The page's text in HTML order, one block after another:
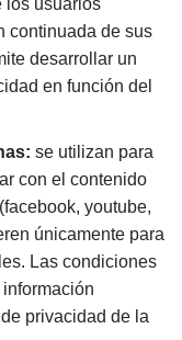
los usuarios
continuada de sus
desarrollar un
en función del
se utilizan para
con el contenido
youtube,
únicamente para
Las condiciones
privacidad de la